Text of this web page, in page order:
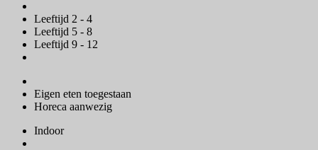
Leeftijd 2 - 4
Leeftijd 5 - 8
Leeftijd 9 - 12
Eigen eten toegestaan
Horeca aanwezig
Indoor